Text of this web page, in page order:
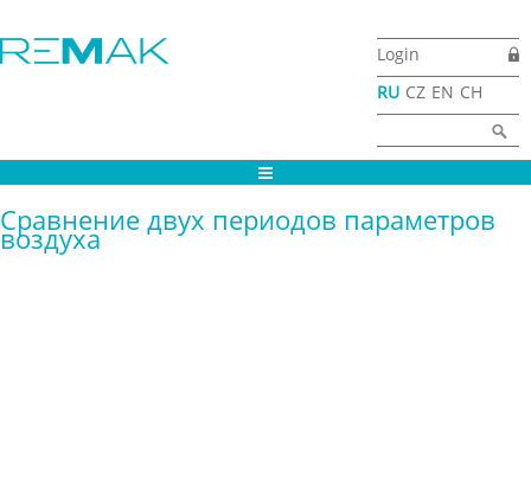
Login
RU CZ EN CH
Форма поиска
Сравнение двух периодов параметров
воздуха